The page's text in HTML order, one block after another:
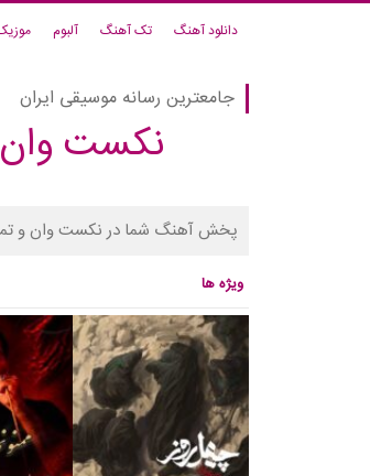
دانلود آهنگ تک آهنگ آلبوم
جامعترین رسانه موسیقی ایران
نکست وان
پخش آهنگ شما در نکست وان و
ویژه ها